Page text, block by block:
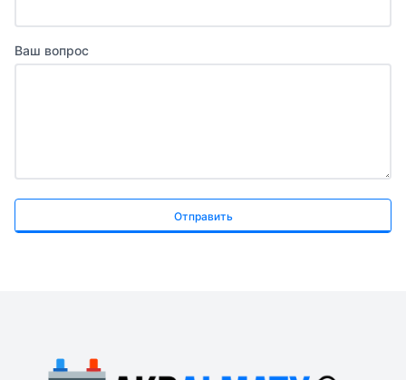
Ваш вопрос
Отправить